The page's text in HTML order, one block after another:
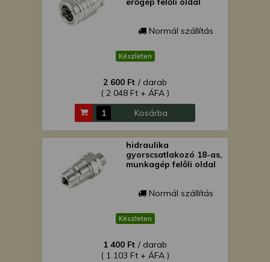
Normál szállítás
Készleten
2 600 Ft / darab
( 2 048 Ft + ÁFA )
Kosárba
hidraulika
gyorscsatlakozó 18-as,
munkagép felőli oldal
Normál szállítás
Készleten
1 400 Ft / darab
( 1 103 Ft + ÁFA )